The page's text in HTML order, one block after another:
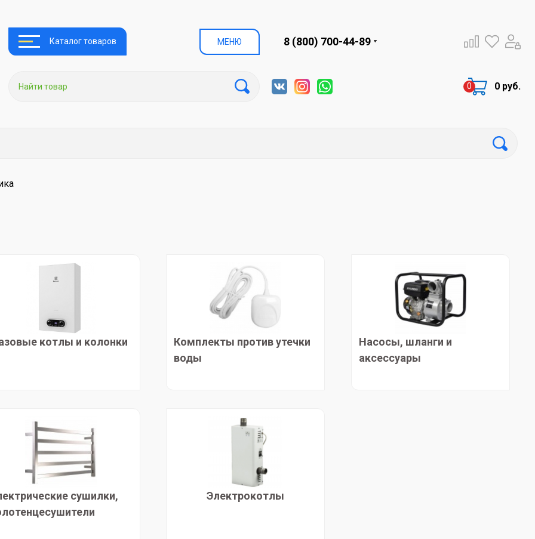
Каталог товаров МЕНЮ 8 (800) 700-44-89
0 руб.
котлы и колонки
Комплекты против утечки
воды
Насосы, шланги и
аксессуары
сушилки,
Электрокотлы